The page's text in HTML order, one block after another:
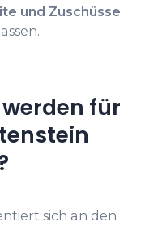
und Zuschüsse
lassen.
für
sich an den